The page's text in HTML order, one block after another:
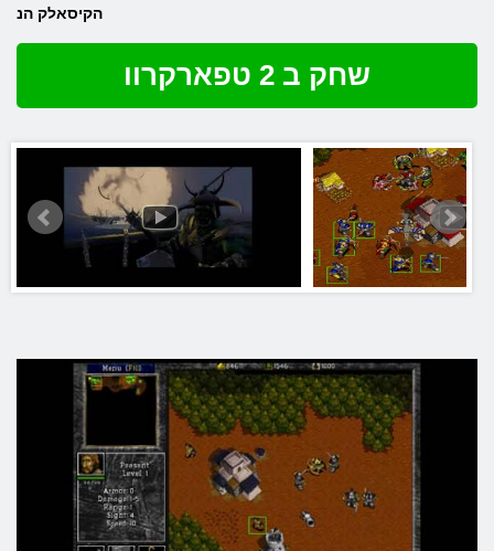
הקיסאלק הנ
שחק ב 2 טפארקרוו